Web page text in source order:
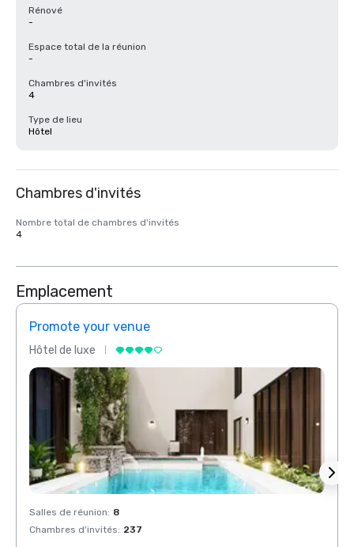
Rénové
-
Espace total de la réunion
-
Chambres d'invités
4
Type de lieu
Hôtel
Chambres d'invités
Nombre total de chambres d'invités
4
Emplacement
Promote your venue
Hôtel de luxe
Salles de réunion: 8
Chambres d'invités: 237